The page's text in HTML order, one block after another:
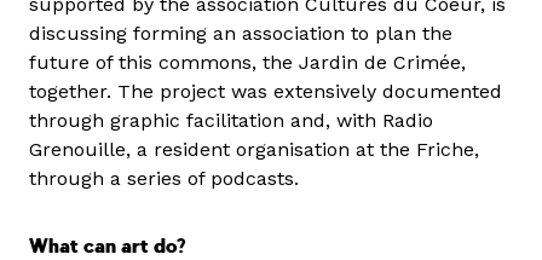
discussing forming an association to plan the
future of this commons, the Jardin de Crimée,
together. The project was extensively documented
through graphic facilitation and, with Radio
Grenouille, a resident organisation at the Friche,
through a series of podcasts.
What can art do?